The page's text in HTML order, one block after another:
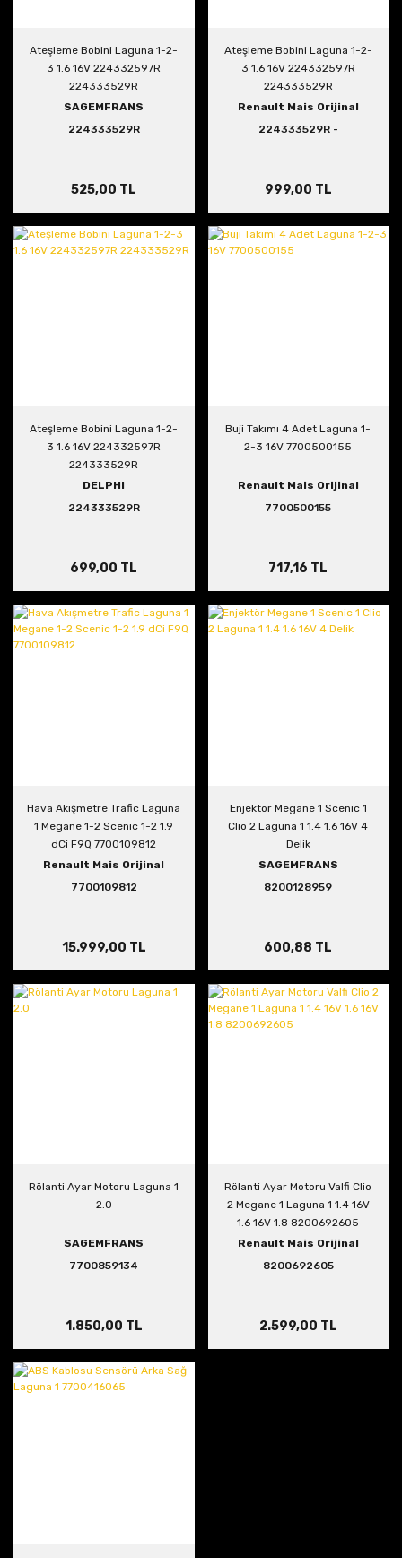
Ateşleme Bobini Laguna 1-2-
3 1.6 16V 224332597R
224333529R
SAGEMFRANS
224333529R
525,00 TL
Ateşleme Bobini Laguna 1-2-
3 1.6 16V 224332597R
224333529R
Renault Mais Orijinal
224333529R -
999,00 TL
Ateşleme Bobini Laguna 1-2-
3 1.6 16V 224332597R
224333529R
DELPHI
224333529R
699,00 TL
Buji Takımı 4 Adet Laguna 1-
2-3 16V 7700500155
Renault Mais Orijinal
7700500155
717,16 TL
Hava Akışmetre Trafic Laguna
1 Megane 1-2 Scenic 1-2 1.9
dCi F9Q 7700109812
Renault Mais Orijinal
7700109812
15.999,00 TL
Enjektör Megane 1 Scenic 1
Clio 2 Laguna 1 1.4 1.6 16V 4
Delik
SAGEMFRANS
8200128959
600,88 TL
Rölanti Ayar Motoru Laguna 1
2.0
SAGEMFRANS
7700859134
1.850,00 TL
Rölanti Ayar Motoru Valfi Clio
2 Megane 1 Laguna 1 1.4 16V
1.6 16V 1.8 8200692605
Renault Mais Orijinal
8200692605
2.599,00 TL